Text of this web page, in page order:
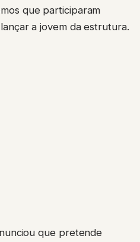
que participaram
a jovem da estrutura.
que pretende